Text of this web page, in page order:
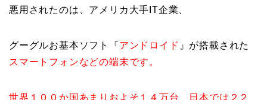
悪用されたのは、アメリカ大手IT企業、
グーグルお基本ソフト『 アンドロイド 』が搭載された
スマートフォンなどの端末です。
世界１００か国あまりおよそ１４万台、日本では２２